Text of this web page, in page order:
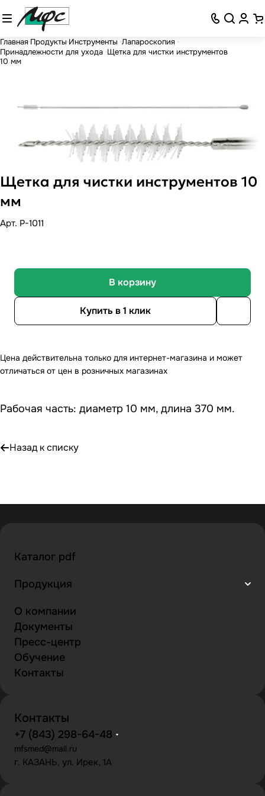
Главная Продукты Инструменты Лапароскопия
Принадлежности для ухода Щетка для чистки инструментов
10 мм
Щетка для чистки инструментов 10
мм
Арт. P-1011
В корзину
Купить в 1 клик
Цена действительна только для интернет-магазина и может
отличаться от цен в розничных магазинах
Рабочая часть: диаметр 10 мм, длина 370 мм.
Назад к списку
Каталог pdf
Продукция
О компании
Документы
Пресс-центр
Обучение
Контакты
Контакты
+7 (843) 298-64-48
mfsmed@mail.ru
г. КАЗАНЬ, ул. Ирек, 1А